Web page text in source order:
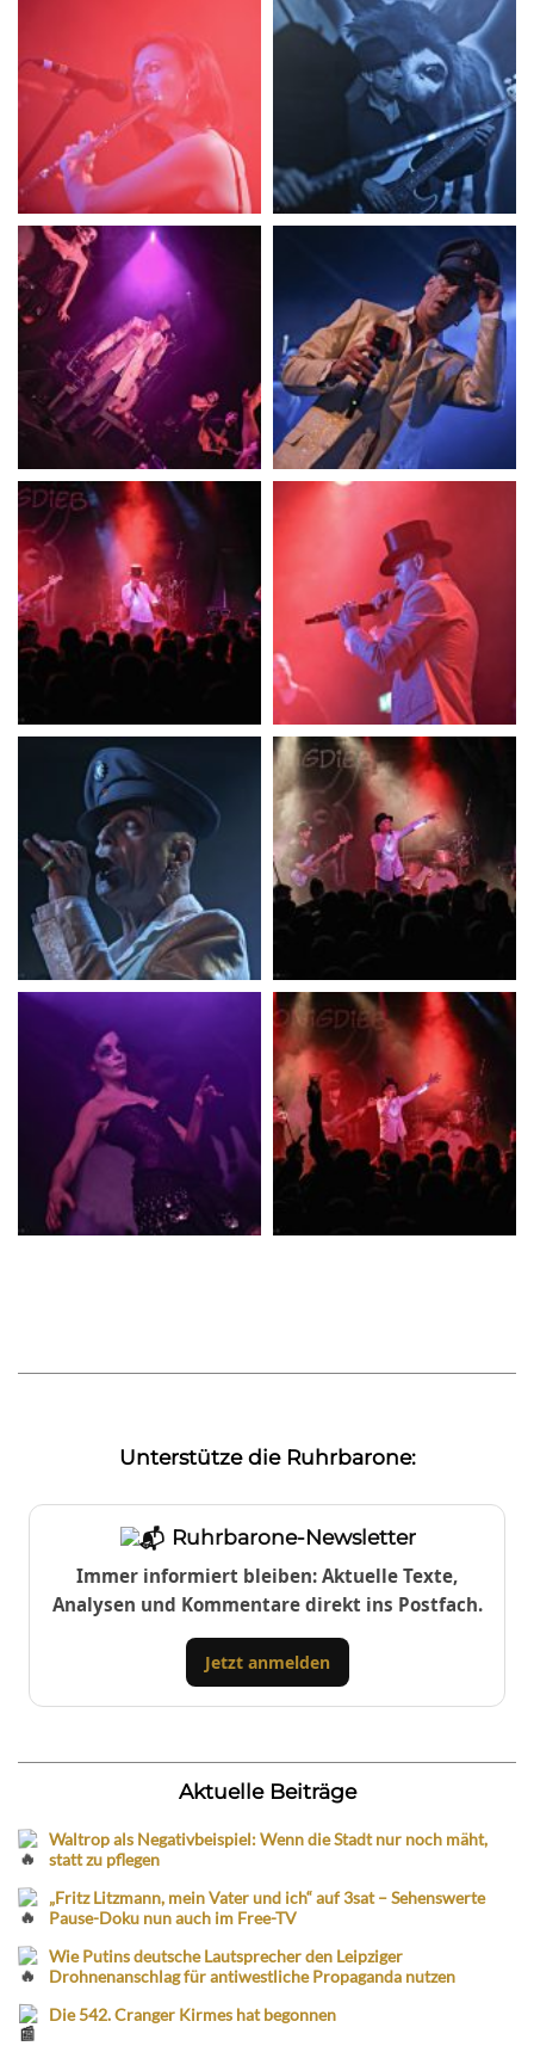
Unterstütze die Ruhrbarone:
Ruhrbarone-Newsletter
Immer informiert bleiben: Aktuelle Texte,
Analysen und Kommentare direkt ins Postfach.
Jetzt anmelden
Aktuelle Beiträge
Waltrop als Negativbeispiel: Wenn die Stadt nur noch mäht,
statt zu pflegen
„Fritz Litzmann, mein Vater und ich“ auf 3sat – Sehenswerte
Pause-Doku nun auch im Free-TV
Wie Putins deutsche Lautsprecher den Leipziger
Drohnenanschlag für antiwestliche Propaganda nutzen
Die 542. Cranger Kirmes hat begonnen